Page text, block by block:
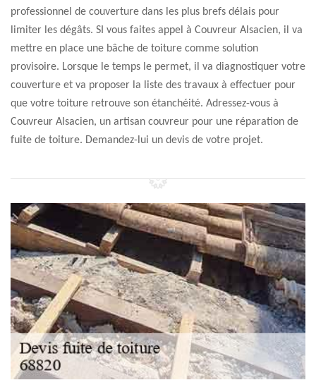
professionnel de couverture dans les plus brefs délais pour
limiter les dégâts. SI vous faites appel à Couvreur Alsacien, il va
mettre en place une bâche de toiture comme solution
provisoire. Lorsque le temps le permet, il va diagnostiquer votre
couverture et va proposer la liste des travaux à effectuer pour
que votre toiture retrouve son étanchéité. Adressez-vous à
Couvreur Alsacien, un artisan couvreur pour une réparation de
fuite de toiture. Demandez-lui un devis de votre projet.